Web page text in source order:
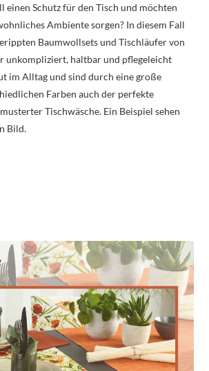
einen Schutz für den Tisch und möchten
Ambiente sorgen? In diesem Fall
Baumwollsets und Tischläufer von
unkompliziert, haltbar und pflegeleicht
im Alltag und sind durch eine große
Farben auch der perfekte
Tischwäsche. Ein Beispiel sehen
Bild.